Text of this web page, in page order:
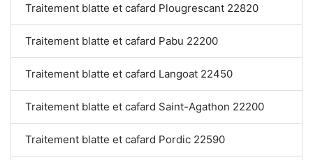
Traitement blatte et cafard Plougrescant 22820
Traitement blatte et cafard Pabu 22200
Traitement blatte et cafard Langoat 22450
Traitement blatte et cafard Saint-Agathon 22200
Traitement blatte et cafard Pordic 22590